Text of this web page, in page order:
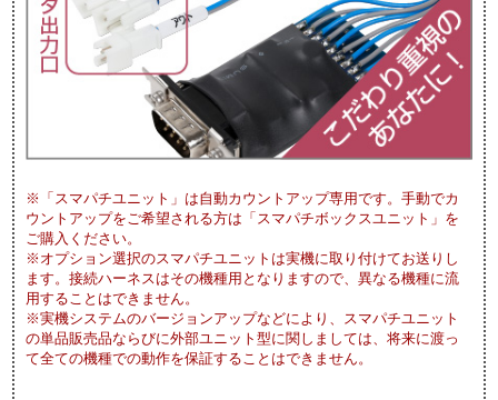
※「スマパチユニット」は自動カウントアップ専用です。手動でカ
ウントアップをご希望される方は「スマパチボックスユニット」を
ご購入ください。
※オプション選択のスマパチユニットは実機に取り付けてお送りし
ます。接続ハーネスはその機種用となりますので、異なる機種に流
用することはできません。
※実機システムのバージョンアップなどにより、スマパチユニット
の単品販売品ならびに外部ユニット型に関しましては、将来に渡っ
て全ての機種での動作を保証することはできません。